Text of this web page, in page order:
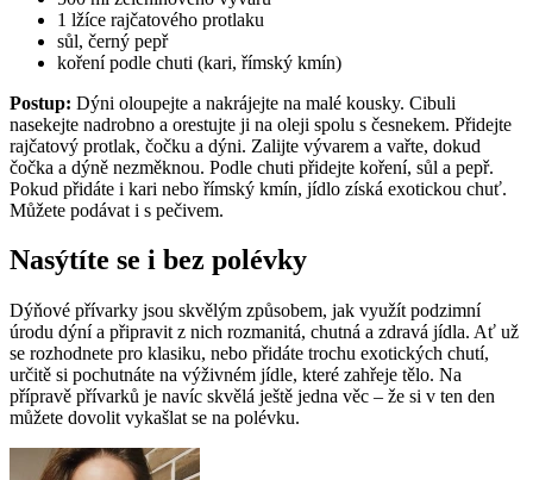
1 lžíce rajčatového protlaku
sůl, černý pepř
koření podle chuti (kari, římský kmín)
Postup: Dýni oloupejte a nakrájejte na malé kousky. Cibuli
nasekejte nadrobno a orestujte ji na oleji spolu s česnekem. Přidejte
rajčatový protlak, čočku a dýni. Zalijte vývarem a vařte, dokud
čočka a dýně nezměknou. Podle chuti přidejte koření, sůl a pepř.
Pokud přidáte i kari nebo římský kmín, jídlo získá exotickou chuť.
Můžete podávat i s pečivem.
Nasýtíte se i bez polévky
Dýňové přívarky jsou skvělým způsobem, jak využít podzimní
úrodu dýní a připravit z nich rozmanitá, chutná a zdravá jídla. Ať už
se rozhodnete pro klasiku, nebo přidáte trochu exotických chutí,
určitě si pochutnáte na výživném jídle, které zahřeje tělo. Na
přípravě přívarků je navíc skvělá ještě jedna věc – že si v ten den
můžete dovolit vykašlat se na polévku.